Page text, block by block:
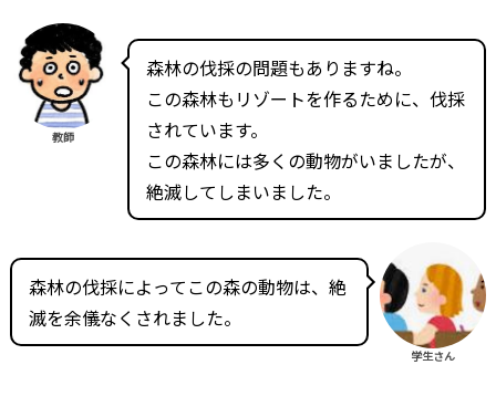
教師
森林の伐採の問題もありますね。
この森林もリゾートを作るために、伐採
されています。
この森林には多くの動物がいましたが、
絶滅してしまいました。
森林の伐採によってこの森の動物は、絶
滅を余儀なくされました。
学生さん